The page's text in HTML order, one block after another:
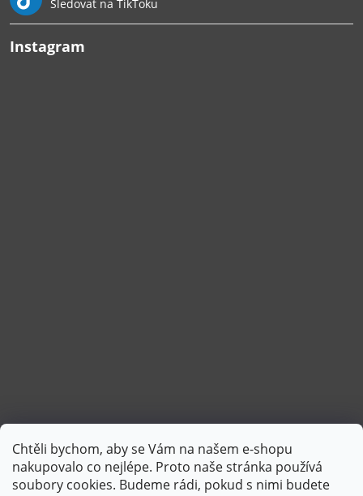
Chtěli bychom, aby se Vám na našem e-shopu
nakupovalo co nejlépe. Proto naše stránka používá
soubory cookies. Budeme rádi, pokud s nimi budete
Sledovat na TikToku
Instagram
Sledovat na Instagramu